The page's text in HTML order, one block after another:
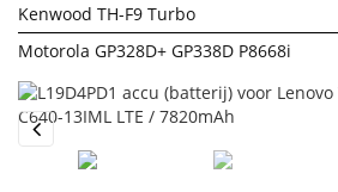
Kenwood TH-F9 Turbo
Motorola GP328D+ GP338D P8668i
Previous